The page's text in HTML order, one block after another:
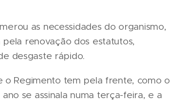
as necessidades do organismo,
renovação dos estatutos,
desgaste rápido.
o Regimento tem pela frente, como o
se assinala numa terça-feira, e a